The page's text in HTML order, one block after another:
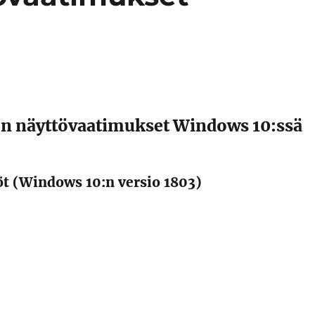
näyttövaatimukset Windows 10:ssä
(Windows 10:n versio 1803)